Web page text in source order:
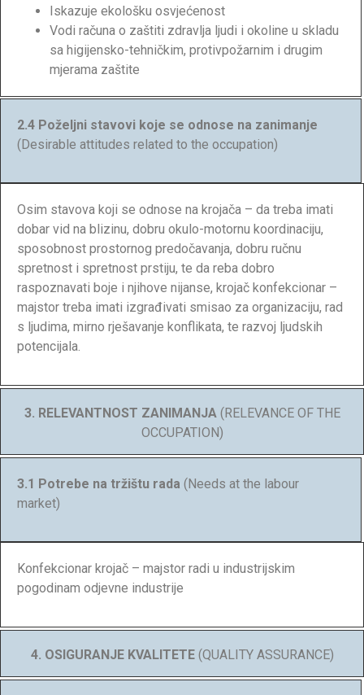
Iskazuje ekološku osvjećenost
Vodi računa o zaštiti zdravlja ljudi i okoline u skladu
sa higijensko-tehničkim, protivpožarnim i drugim
mjerama zaštite
2.4 Poželjni stavovi koje se odnose na zanimanje
(Desirable attitudes related to the occupation)
Osim stavova koji se odnose na krojača – da treba imati
dobar vid na blizinu, dobru okulo-motornu koordinaciju,
sposobnost prostornog predočavanja, dobru ručnu
spretnost i spretnost prstiju, te da reba dobro
raspoznavati boje i njihove nijanse, krojač konfekcionar –
majstor treba imati izgrađivati smisao za organizaciju, rad
s ljudima, mirno rješavanje konflikata, te razvoj ljudskih
potencijala.
3. RELEVANTNOST ZANIMANJA (RELEVANCE OF THE
OCCUPATION)
3.1 Potrebe na tržištu rada (Needs at the labour
market)
Konfekcionar krojač – majstor radi u industrijskim
pogodinam odjevne industrije
4. OSIGURANJE KVALITETE(QUALITY ASSURANCE)